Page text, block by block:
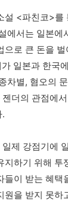
설 <파친코>
에서는 일본
으로 큰 돈을
일본과 한국
차별, 혐오의
더의 관점에
제 강점기에
지하기 위해
들이 받는 혜
원을 받지 못